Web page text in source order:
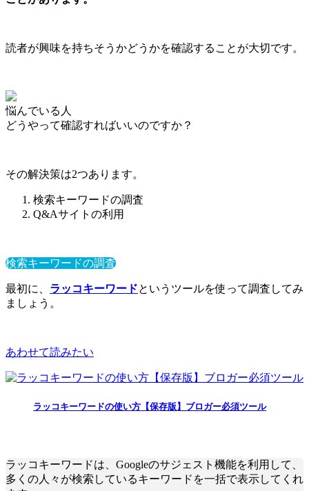
読者が興味を持ちそうかどうかを確認することが大切です。
悩んでいる人
どうやって確認すればいいのですか？
その解決策は2つあります。
検索キーワードの調査
Q&Aサイトの利用
検索キーワードの調査
最初に、 ラッコキーワードというツールを使って調査してみ
ましょう。
あわせて読みたい
ラッコキーワードの使い方【保存版】ブロガー必須ツール
ラッコキーワードは、Googleのサジェスト機能を利用して、
多くの人々が検索しているキーワードを一括で表示してくれ